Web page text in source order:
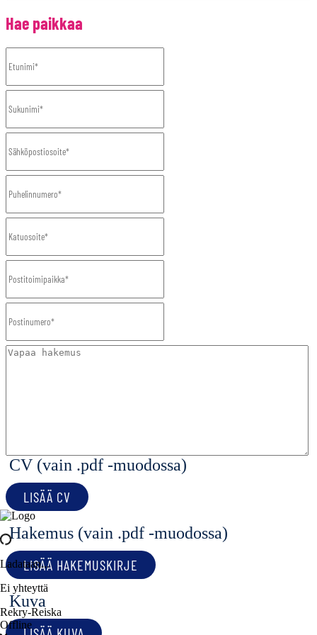
Ladataan...
Ei yhteyttä
Rekry-Reiska
Offline
Hae paikkaa
CV (vain .pdf -muodossa)
LISÄÄ CV
Hakemus (vain .pdf -muodossa)
LISÄÄ HAKEMUSKIRJE
Kuva